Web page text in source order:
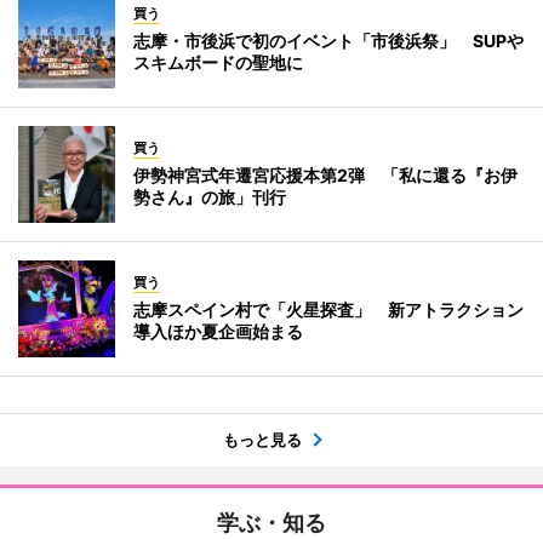
買う
志摩・市後浜で初のイベント「市後浜祭」 SUPや
スキムボードの聖地に
買う
伊勢神宮式年遷宮応援本第2弾 「私に還る『お伊
勢さん』の旅」刊行
買う
志摩スペイン村で「火星探査」 新アトラクション
導入ほか夏企画始まる
もっと見る
学ぶ・知る